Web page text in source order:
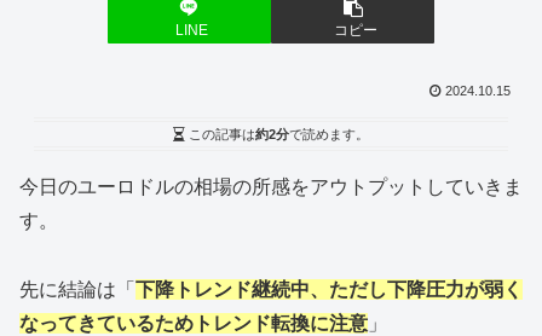
LINE コピー
2024.10.15
この記事は約2分で読めます。
今日のユーロドルの相場の所感をアウトプットしていきま
す。
先に結論は「 下降トレンド継続中、ただし下降圧力が弱く
なってきているためトレンド転換に注意 」